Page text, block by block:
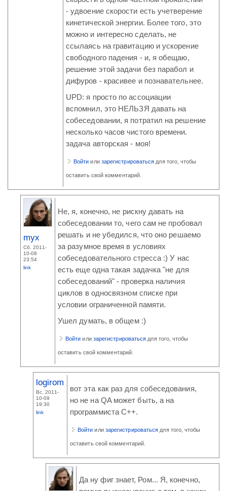
- удвоение скорости есть учетверение
кинетической энергии. Более того, это
можно и интересно сделать, не
ссылаясь на гравитацию и ускорение
свободного падения - и, я обещаю,
решение этой задачи без парабол и
дифуров - красивее и познавательнее.
UPD: я просто по ассоциации
вспомнил, это НЕЛЬЗЯ давать на
собеседовании, я потратил на решение
несколько часов чистого времени.
задача авторская - моя!
Войти или зарегистрироваться для того, чтобы
оставить свой комментарий.
myx
Сб, 2011-
10-08
23:54
link
Не, я, конечно, не рискну давать на
собеседовании то, чего сам не пробовал
решать и не убедился, что оно решаемо
за разумное время в условиях
собеседовательного стресса :) У нас
есть еще одна такая задачка "не для
собеседований" - проверка наличия
циклов в односвязном списке при
условии ограниченной памяти.
Ушел думать, в общем :)
Войти или зарегистрироваться для того, чтобы
оставить свой комментарий.
logirom
Вс, 2011-
10-09
19:30
link
вот эта как раз для собеседования,
но не на QA может быть, а на
программиста C++.
Войти или зарегистрироваться для того, чтобы
оставить свой комментарий.
Да ну фиг знает, Ром... Я, конечно,